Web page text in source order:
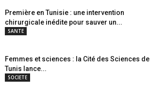
Première en Tunisie : une intervention
chirurgicale inédite pour sauver un...
SANTE
Femmes et sciences : la Cité des Sciences de
Tunis lance...
SOCIETE